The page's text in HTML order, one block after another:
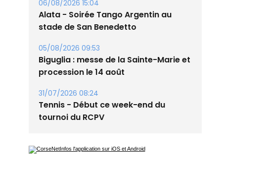
étoiles
06/08/2026 15:04
stade de San Benedetto
05/08/2026 09:53
procession le 14 août
31/07/2026 08:24